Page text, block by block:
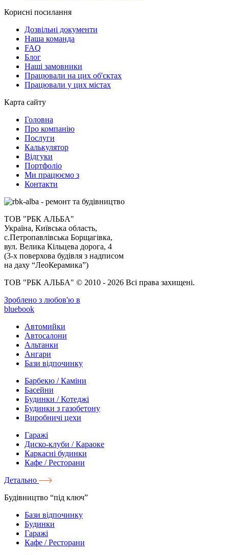
Корисні посилання
Дозвільні документи
Наша команда
FAQ
Блог
Наші замовники
Працювали на цих об'єктах
Працювали у цих містах
Карта сайту
Головна
Про компанію
Послуги
Калькулятор
Відгуки
Портфоліо
Ми працюємо з
Контакти
ТОВ "РБК АЛЬБА"
Україна, Київська область,
с.Петропавлівська Борщагівка,
вул. Велика Кільцева дорога, 4
(3-х поверхова будівля з надписом
на даху “ЛеоКерамика”)
ТОВ "РБК АЛЬБА" © 2010 - 2026 Всі права захищені.
Зроблено з любов'ю в
bluebook
Автомийки
Автосалони
Альтанки
Ангари
Бази відпочинку
Барбекю / Каміни
Басейни
Будинки / Котеджі
Будинки з газобетону
Виробничі цехи
Гаражі
Диско-клуби / Караоке
Каркасні будинки
Кафе / Ресторани
Детально
Будівництво “під ключ”
Бази відпочинку
Будинки
Гаражі
Кафе / Ресторани